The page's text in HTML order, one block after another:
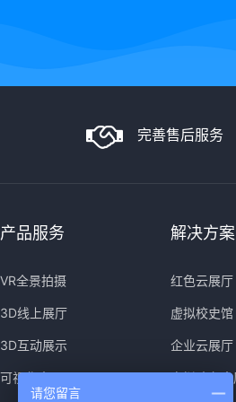
完善售后服务
产品服务
VR全景拍摄
3D线上展厅
3D互动展示
可视化大屏
解决方案
红色云展厅
虚拟校史馆
企业云展厅
虚拟政务大
请您留言